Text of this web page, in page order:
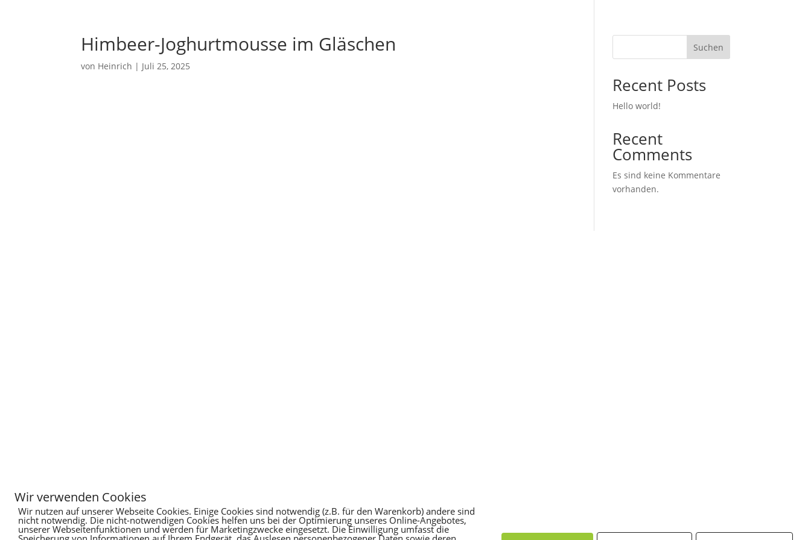
Himbeer-Joghurtmousse im Gläschen
von Heinrich | Juli 25, 2025
Suchen
Recent Posts
Hello world!
Recent
Comments
Es sind keine Kommentare
vorhanden.
Wir verwenden Cookies
Wir nutzen auf unserer Webseite Cookies. Einige Cookies sind notwendig (z.B. für den Warenkorb) andere sind
nicht notwendig. Die nicht-notwendigen Cookies helfen uns bei der Optimierung unseres Online-Angebotes,
unserer Webseitenfunktionen und werden für Marketingzwecke eingesetzt. Die Einwilligung umfasst die